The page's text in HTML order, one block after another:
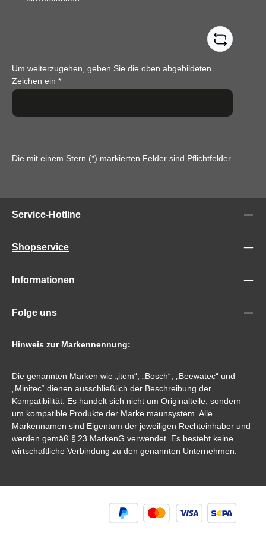
Um weiterzugehen, geben Sie die oben abgebildeten
Zeichen ein *
Die mit einem Stern (*) markierten Felder sind Pflichtfelder.
Service-Hotline
Shopservice
Informationen
Folge uns
Hinweis zur Markennennung:
Die genannten Marken wie „item“, „Bosch“, „Beewatec“ und
„Minitec“ dienen ausschließlich der Beschreibung der
Kompatibilität. Es handelt sich nicht um Originalteile, sondern
um kompatible Produkte der Marke maunsystem. Alle
Markennamen sind Eigentum der jeweiligen Rechteinhaber und
werden gemäß § 23 MarkenG verwendet. Es besteht keine
wirtschaftliche Verbindung zu den genannten Unternehmen.